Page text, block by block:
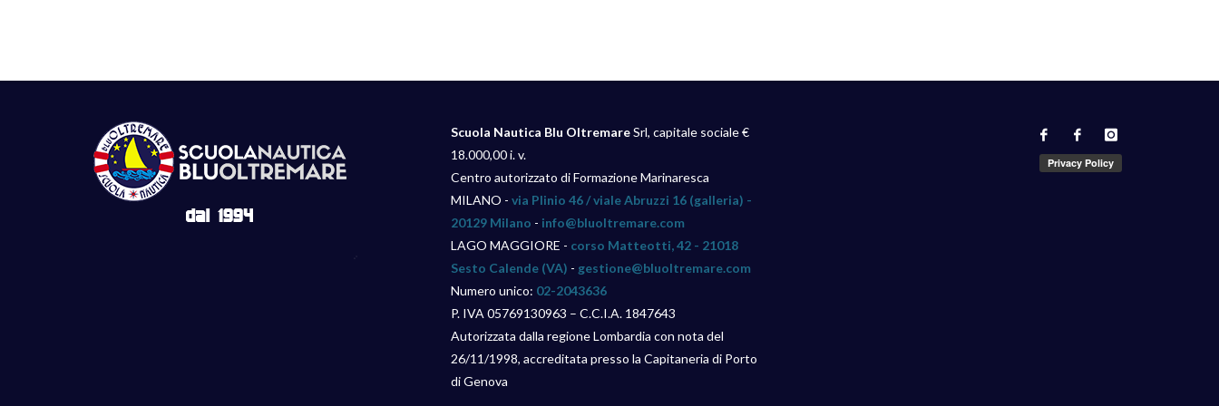
Scuola Nautica Blu OltremareSrl, capitale sociale €
18.000,00 i. v.
Centro autorizzato di Formazione Marinaresca
MILANO - via Plinio 46 / viale Abruzzi 16 (galleria) -
20129 Milano - info@bluoltremare.com
LAGO MAGGIORE - corso Matteotti, 42 - 21018
Sesto Calende (VA) - gestione@bluoltremare.com
Numero unico: 02-2043636
P. IVA 05769130963 – C.C.I.A. 1847643
Autorizzata dalla regione Lombardia con nota del
26/11/1998, accreditata presso la Capitaneria di Porto
di Genova